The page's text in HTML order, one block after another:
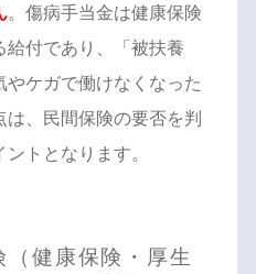
。傷病手当金は健康保険
給付であり、「被扶養
ケガで働けなくなった
、民間保険の要否を判
トとなります。
健康保険・厚生